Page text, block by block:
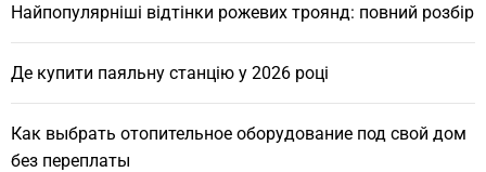
Найпопулярніші відтінки рожевих троянд: повний розбір
Де купити паяльну станцію у 2026 році
Как выбрать отопительное оборудование под свой дом
без переплаты